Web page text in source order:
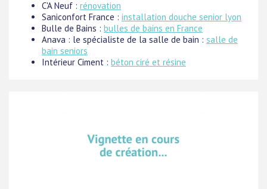
C'A Neuf : rénovation
Saniconfort France : installation douche senior lyon
Bulle de Bains : bulles de bains en France
Anava : le spécialiste de la salle de bain : salle de
bain seniors
Intérieur Ciment : béton ciré et résine